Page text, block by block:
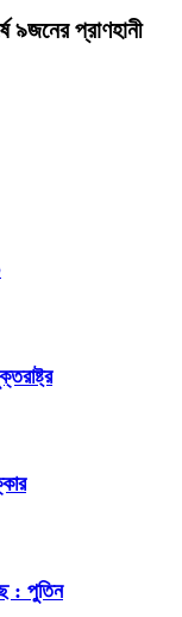
৯জনের প্রাণহানী
: পুতিন